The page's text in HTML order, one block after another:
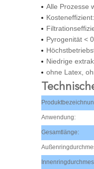
Alle Prozesse
Pyrogenität <
Niedrige
ohne Latex,
Anwendung:
Gesamtlänge: